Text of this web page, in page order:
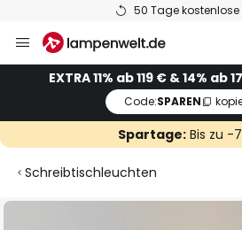
50 Tage kostenlose
Inhalt
springenEXTRA 11% ab 119 € & 14% ab
Code:SPAREN
Spartage:Bis zu -
Schreibtischleuchten
Zum